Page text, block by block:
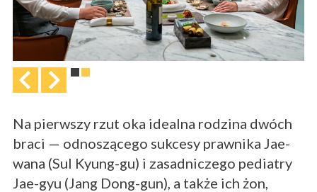
Na pierwszy rzut oka idealna rodzina dwóch
braci — odnoszącego sukcesy prawnika Jae-
wana (Sul Kyung-gu) i zasadniczego pediatry
Jae-gyu (Jang Dong-gun), a także ich żon,